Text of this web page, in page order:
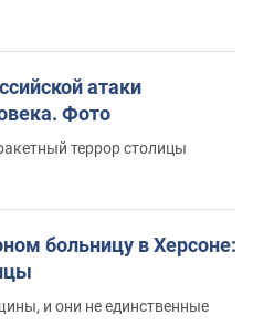
атаки
Фото
террор столицы
больницу в Херсоне:
и они не единственные